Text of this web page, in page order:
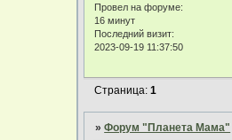
Провел на форуме:
16 минут
Последний визит:
2023-09-19 11:37:50
Страница:1
»Форум "Планета Мама"